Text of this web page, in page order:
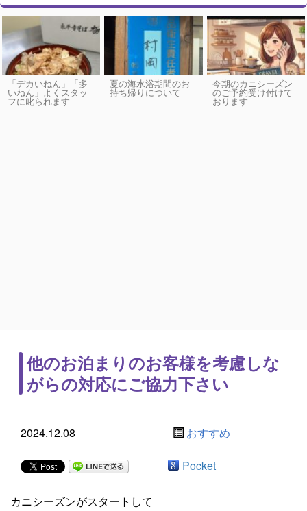
「デカいねん」「多
いねん」よくスタッ
フに叱られます
夏の海水浴期間のお
持ち帰りについて
今期のカニシーズン
のご予約受け付けて
おります
他のお泊まりのお客様を考慮しな
がらの対応にご協力下さい
2024.12.08 おすすめ
Pocket
カニシーズンがスタートして